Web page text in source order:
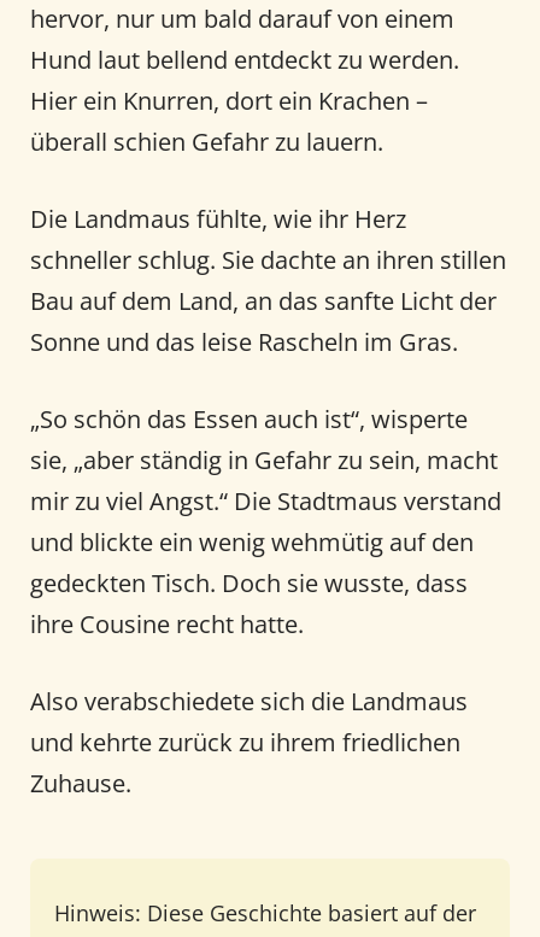
hervor, nur um bald darauf von einem
Hund laut bellend entdeckt zu werden.
Hier ein Knurren, dort ein Krachen –
überall schien Gefahr zu lauern.
Die Landmaus fühlte, wie ihr Herz
schneller schlug. Sie dachte an ihren stillen
Bau auf dem Land, an das sanfte Licht der
Sonne und das leise Rascheln im Gras.
„So schön das Essen auch ist“, wisperte
sie, „aber ständig in Gefahr zu sein, macht
mir zu viel Angst.“ Die Stadtmaus verstand
und blickte ein wenig wehmütig auf den
gedeckten Tisch. Doch sie wusste, dass
ihre Cousine recht hatte.
Also verabschiedete sich die Landmaus
und kehrte zurück zu ihrem friedlichen
Zuhause.
Hinweis: Diese Geschichte basiert auf der